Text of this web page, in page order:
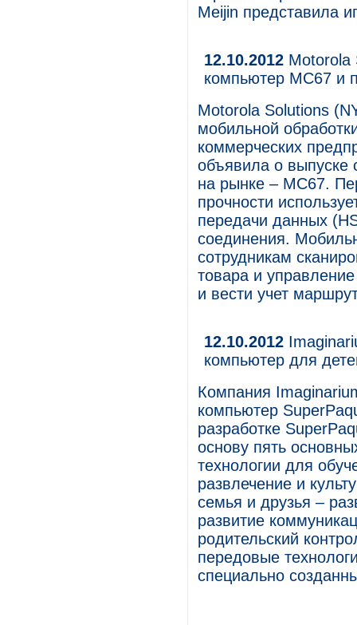
Meijin представила
12.10.2012 Motorola
компьютер MC67 и
Motorola Solutions
мобильной
коммерческих
объявила о выпуске
на рынке – MC67.
прочности
передачи данных
соединения.
сотрудникам
товара и
и вести учет
12.10.2012
компьютер для
Компания
компьютер
разработке
основу пять
технологии для
развлечение и
семья и друзья –
развитие
родительский
передовые
специально